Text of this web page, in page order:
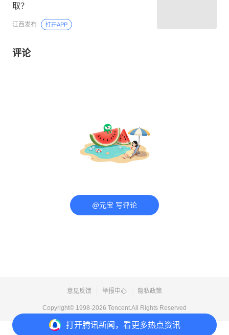
打开腾讯新闻，看更多热点资讯
取？
江西发布 打开APP
评论
@元宝 写评论
意见反馈 举报中心 隐私政策
Copyright© 1998-2026 Tencent.All Rights Reserved